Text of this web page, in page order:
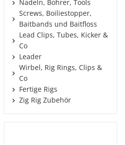
Nadeln, Bohrer, Tools
Screws, Boiliestopper,
Baitbands und Baitfloss
Lead Clips, Tubes, Kicker &
Co
Leader
Wirbel, Rig Rings, Clips &
Co
Fertige Rigs
Zig Rig Zubehör